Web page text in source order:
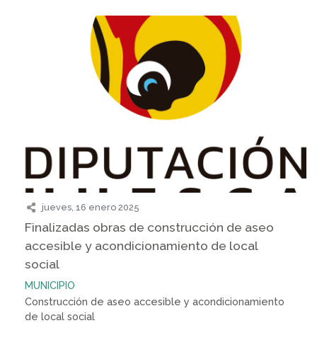
jueves, 16 enero 2025
Finalizadas obras de construcción de aseo
accesible y acondicionamiento de local
social
MUNICIPIO
Construcción de aseo accesible y acondicionamiento
de local social